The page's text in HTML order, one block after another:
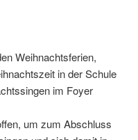
Weihnachtsferien,
in der Schule
im Foyer
um zum Abschluss